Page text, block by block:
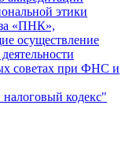
этики
«ПНК»,
осуществление
советах при ФНС и
кодекс"